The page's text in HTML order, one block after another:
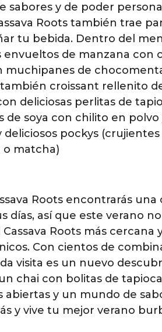
sabores y de poder
Roots también trae
tu bebida. Dentro del
de manzana con
muchipanes de
croissant rellenito
deliciosas perlitas de
soya con chilito en polvo
pockys
o matcha)
Roots encontrarás
días, así que este verano
Roots más
Con cientos de
visita es un nuevo
chai con bolitas de
abiertas y un mundo de
y vive tu mejor verano